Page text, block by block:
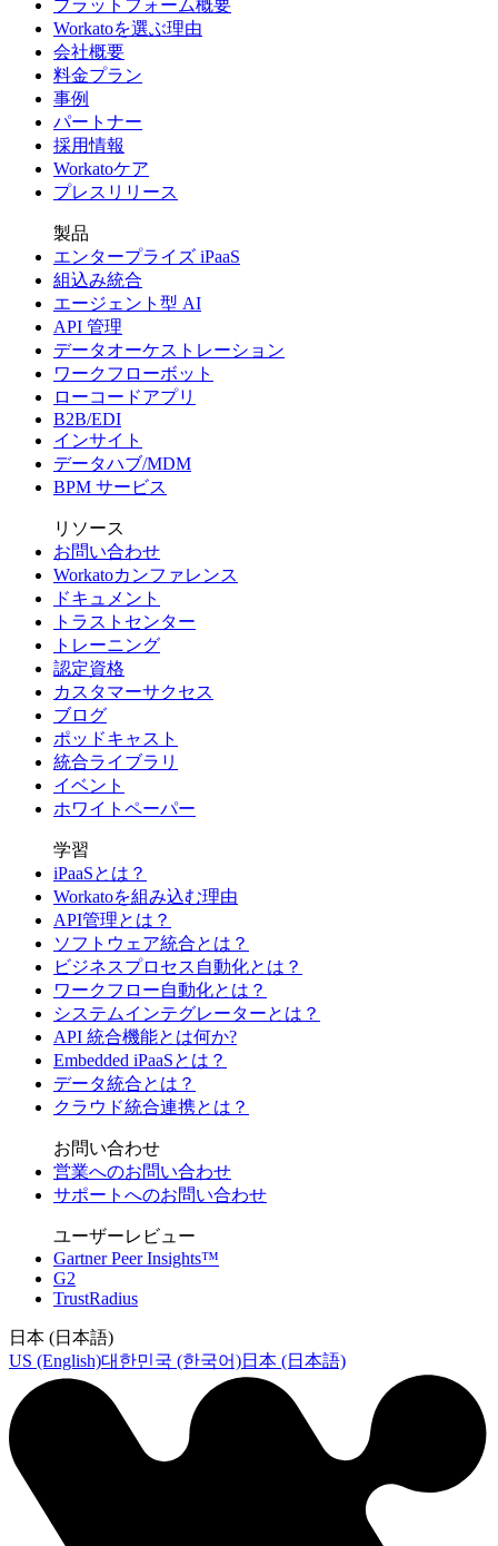
プラットフォーム概要
Workatoを選ぶ理由
会社概要
料金プラン
事例
パートナー
採用情報
Workatoケア
プレスリリース
製品
エンタープライズ iPaaS
組込み統合
エージェント型 AI
API 管理
データオーケストレーション
ワークフローボット
ローコードアプリ
B2B/EDI
インサイト
データハブ/MDM
BPM サービス
リソース
お問い合わせ
Workatoカンファレンス
ドキュメント
トラストセンター
トレーニング
認定資格
カスタマーサクセス
ブログ
ポッドキャスト
統合ライブラリ
イベント
ホワイトペーパー
学習
iPaaSとは？
Workatoを組み込む理由
API管理とは？
ソフトウェア統合とは？
ビジネスプロセス自動化とは？
ワークフロー自動化とは？
システムインテグレーターとは？
API 統合機能とは何か?
Embedded iPaaSとは？
データ統合とは？
クラウド統合連携とは？
お問い合わせ
営業へのお問い合わせ
サポートへのお問い合わせ
ユーザーレビュー
Gartner Peer Insights™
G2
TrustRadius
日本 (日本語)
US (English)대한민국 (한국어)日本 (日本語)